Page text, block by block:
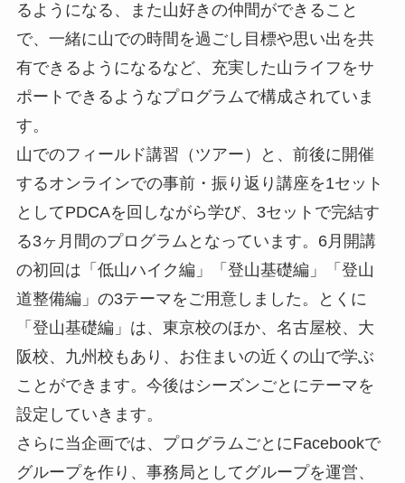
るようになる、また山好きの仲間ができること
で、一緒に山での時間を過ごし目標や思い出を共
有できるようになるなど、充実した山ライフをサ
ポートできるようなプログラムで構成されていま
す。
山でのフィールド講習（ツアー）と、前後に開催
するオンラインでの事前・振り返り講座を1セット
としてPDCAを回しながら学び、3セットで完結す
る3ヶ月間のプログラムとなっています。6月開講
の初回は「低山ハイク編」「登山基礎編」「登山
道整備編」の3テーマをご用意しました。とくに
「登山基礎編」は、東京校のほか、名古屋校、大
阪校、九州校もあり、お住まいの近くの山で学ぶ
ことができます。今後はシーズンごとにテーマを
設定していきます。
さらに当企画では、プログラムごとにFacebookで
グループを作り、事務局としてグループを運営、